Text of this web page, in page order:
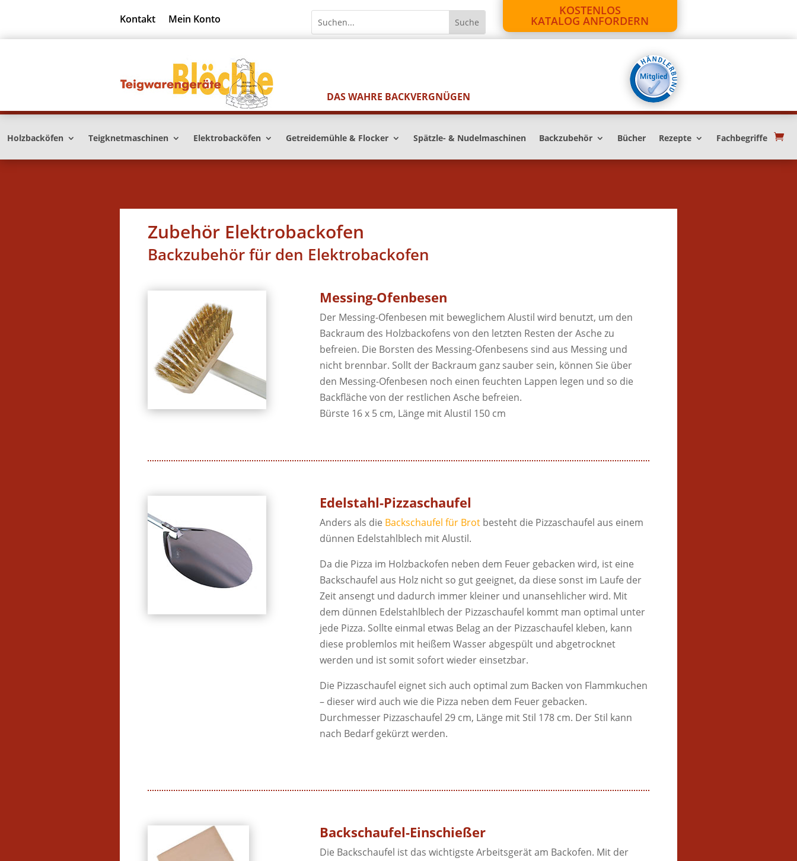
Kontakt Mein Konto
KOSTENLOS
KATALOG ANFORDERN
DAS WAHRE BACKVERGNÜGEN
Holzbacköfen Teigknetmaschinen Elektrobacköfen Getreidemühle & Flocker Spätzle- & Nudelmaschinen Backzubehör Bücher Rezepte Fachbegriffe
Zubehör Elektrobackofen
Backzubehör für den Elektrobackofen
Messing-Ofenbesen
Der Messing-Ofenbesen mit beweglichem Alustil wird benutzt, um den
Backraum des Holzbackofens von den letzten Resten der Asche zu
befreien. Die Borsten des Messing-Ofenbesens sind aus Messing und
nicht brennbar. Sollt der Backraum ganz sauber sein, können Sie über
den Messing-Ofenbesen noch einen feuchten Lappen legen und so die
Backfläche von der restlichen Asche befreien.
Bürste 16 x 5 cm, Länge mit Alustil 150 cm
Edelstahl-Pizzaschaufel
Anders als die Backschaufel für Brot besteht die Pizzaschaufel aus einem
dünnen Edelstahlblech mit Alustil.
Da die Pizza im Holzbackofen neben dem Feuer gebacken wird, ist eine
Backschaufel aus Holz nicht so gut geeignet, da diese sonst im Laufe der
Zeit ansengt und dadurch immer kleiner und unansehlicher wird. Mit
dem dünnen Edelstahlblech der Pizzaschaufel kommt man optimal unter
jede Pizza. Sollte einmal etwas Belag an der Pizzaschaufel kleben, kann
diese problemlos mit heißem Wasser abgespült und abgetrocknet
werden und ist somit sofort wieder einsetzbar.
Die Pizzaschaufel eignet sich auch optimal zum Backen von Flammkuchen
– dieser wird auch wie die Pizza neben dem Feuer gebacken.
Durchmesser Pizzaschaufel 29 cm, Länge mit Stil 178 cm. Der Stil kann
nach Bedarf gekürzt werden.
Backschaufel-Einschießer
Die Backschaufel ist das wichtigste Arbeitsgerät am Backofen. Mit der